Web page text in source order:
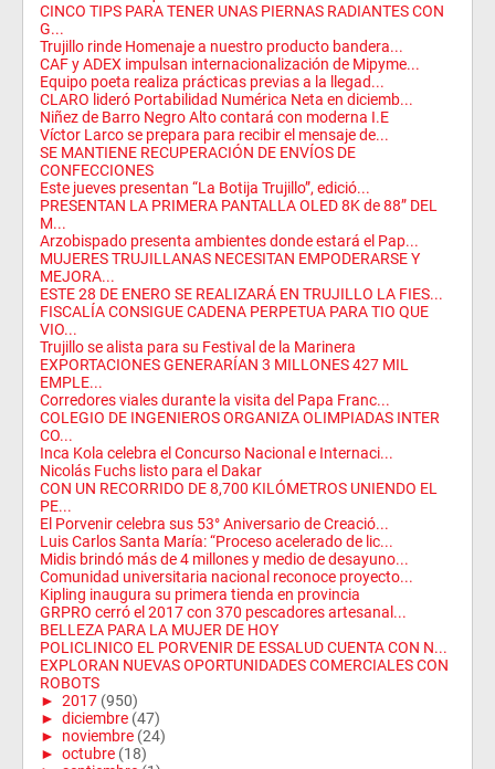
CINCO TIPS PARA TENER UNAS PIERNAS RADIANTES CON
G...
Trujillo rinde Homenaje a nuestro producto bandera...
CAF y ADEX impulsan internacionalización de Mipyme...
Equipo poeta realiza prácticas previas a la llegad...
CLARO lideró Portabilidad Numérica Neta en diciemb...
Niñez de Barro Negro Alto contará con moderna I.E
Víctor Larco se prepara para recibir el mensaje de...
SE MANTIENE RECUPERACIÓN DE ENVÍOS DE
CONFECCIONES
Este jueves presentan “La Botija Trujillo”, edició...
PRESENTAN LA PRIMERA PANTALLA OLED 8K de 88” DEL
M...
Arzobispado presenta ambientes donde estará el Pap...
MUJERES TRUJILLANAS NECESITAN EMPODERARSE Y
MEJORA...
ESTE 28 DE ENERO SE REALIZARÁ EN TRUJILLO LA FIES...
FISCALÍA CONSIGUE CADENA PERPETUA PARA TIO QUE
VIO...
Trujillo se alista para su Festival de la Marinera
EXPORTACIONES GENERARÍAN 3 MILLONES 427 MIL
EMPLE...
Corredores viales durante la visita del Papa Franc...
COLEGIO DE INGENIEROS ORGANIZA OLIMPIADAS INTER
CO...
Inca Kola celebra el Concurso Nacional e Internaci...
Nicolás Fuchs listo para el Dakar
CON UN RECORRIDO DE 8,700 KILÓMETROS UNIENDO EL
PE...
El Porvenir celebra sus 53° Aniversario de Creació...
Luis Carlos Santa María: “Proceso acelerado de lic...
Midis brindó más de 4 millones y medio de desayuno...
Comunidad universitaria nacional reconoce proyecto...
Kipling inaugura su primera tienda en provincia
GRPRO cerró el 2017 con 370 pescadores artesanal...
BELLEZA PARA LA MUJER DE HOY
POLICLINICO EL PORVENIR DE ESSALUD CUENTA CON N...
EXPLORAN NUEVAS OPORTUNIDADES COMERCIALES CON
ROBOTS
► 2017 (950)
► diciembre (47)
► noviembre (24)
► octubre (18)